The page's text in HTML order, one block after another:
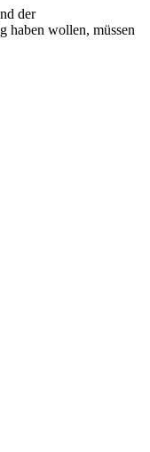
der
haben wollen, müssen